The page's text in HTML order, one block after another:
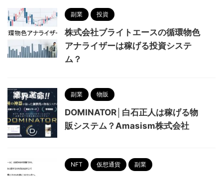
副業 投資
株式会社ブライトエースの循環物色
アナライザーは稼げる投資システ
ム？
副業 物販
DOMINATOR│白石正人は稼げる物
販システム？Amasism株式会社
NFT 仮想通貨 副業